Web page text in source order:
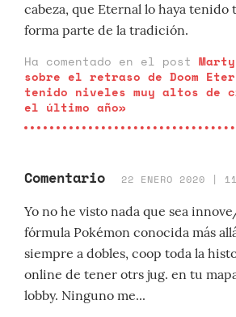
cabeza, que Eternal lo haya tenido
forma parte de la tradición.
Ha comentado en el post
sobre el retraso de Doom
tenido niveles muy altos de
el último año»
Comentario 22 ENERO 2020 |
Yo no he visto nada que sea
fórmula Pokémon conocida más
siempre a dobles, coop toda la
online de tener otrs jug. en tu
lobby. Ninguno me...